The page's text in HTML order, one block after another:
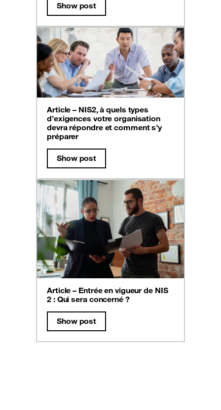
Show post
Article – NIS2, à quels types
d’exigences votre organisation
devra répondre et comment s’y
préparer
Show post
Article – Entrée en vigueur de NIS
2 : Qui sera concerné ?
Show post